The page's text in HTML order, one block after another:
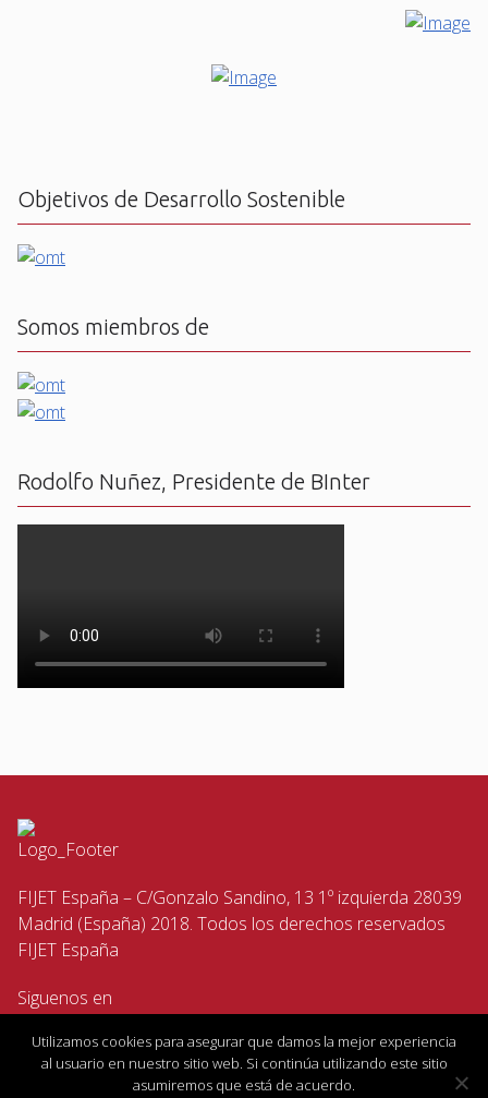
Objetivos de Desarrollo Sostenible
Somos miembros de
Rodolfo Nuñez, Presidente de BInter
FIJET España – C/Gonzalo Sandino, 13 1º izquierda 28039
Madrid (España) 2018. Todos los derechos reservados
FIJET España
Siguenos en
Utilizamos cookies para asegurar que damos la mejor experiencia
al usuario en nuestro sitio web. Si continúa utilizando este sitio
asumiremos que está de acuerdo.